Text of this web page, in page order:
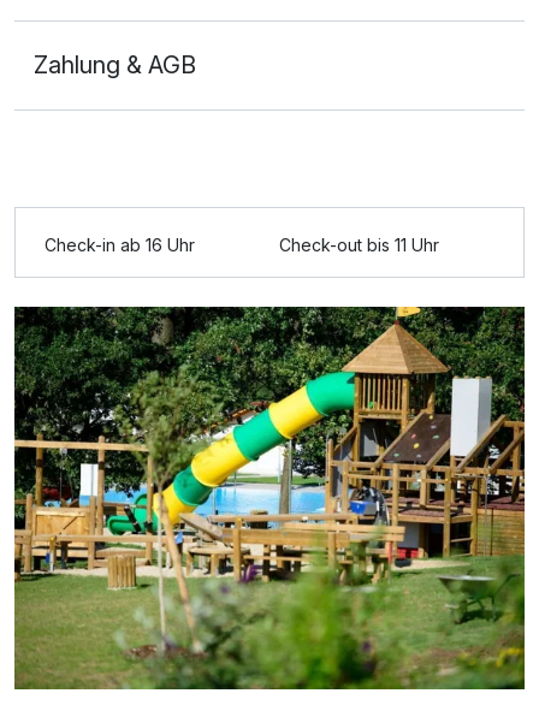
Ausstattung
Für 7 Tage p.P. ab299,00 €
Doppelzimmer Basis
1 Erwachsenen und 1 Kind
Zahlung & AGB
Check-in ab 16 Uhr Check-out bis 11 Uhr